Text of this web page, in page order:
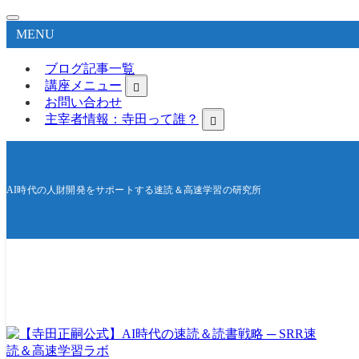
MENU
ブログ記事一覧
講座メニュー
お問い合わせ
主宰者情報：寺田って誰？
AI時代の人財開発をサポートする速読＆高速学習の研究所